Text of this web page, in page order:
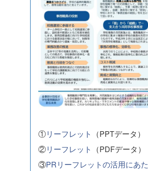
①リーフレット （PPTデータ）
②リーフレット （PDFデータ）
③PRリーフレットの活用にあた